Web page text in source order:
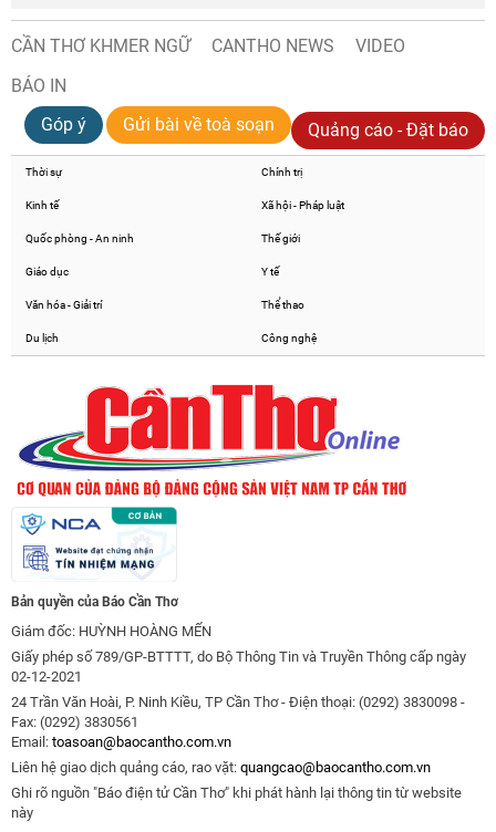
CẦN THƠ KHMER NGỮ CANTHO NEWS
VIDEO
BÁO IN
Góp ý
Gửi bài về toà soạn Quảng cáo - Đặt báo
Thời sự Chính trị
Kinh tế Xã hội - Pháp luật
Quốc phòng - An ninh Thế giới
Giáo dục Y tế
Văn hóa - Giải trí Thể thao
Du lịch Công nghệ
Bản quyền của Báo Cần Thơ
Giám đốc: HUỲNH HOÀNG MẾN
Giấy phép số 789/GP-BTTTT, do Bộ Thông Tin và Truyền Thông cấp ngày
02-12-2021
24 Trần Văn Hoài, P. Ninh Kiều, TP Cần Thơ - Điện thoại: (0292) 3830098 -
Fax: (0292) 3830561
Email: toasoan@baocantho.com.vn
Liên hệ giao dịch quảng cáo, rao vặt: quangcao@baocantho.com.vn
Ghi rõ nguồn "Báo điện tử Cần Thơ" khi phát hành lại thông tin từ website
này